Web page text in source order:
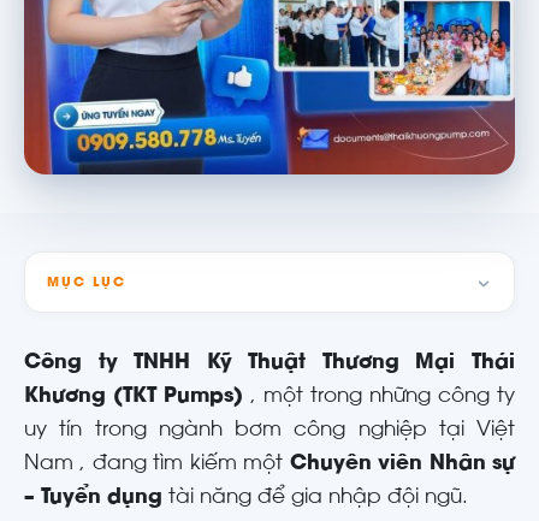
MỤC LỤC
Công ty TNHH Kỹ Thuật Thương Mại Thái
Khương (TKT Pumps) , một trong những công ty
uy tín trong ngành bơm công nghiệp tại Việt
Nam , đang tìm kiếm một Chuyên viên Nhân sự
– Tuyển dụng tài năng để gia nhập đội ngũ.